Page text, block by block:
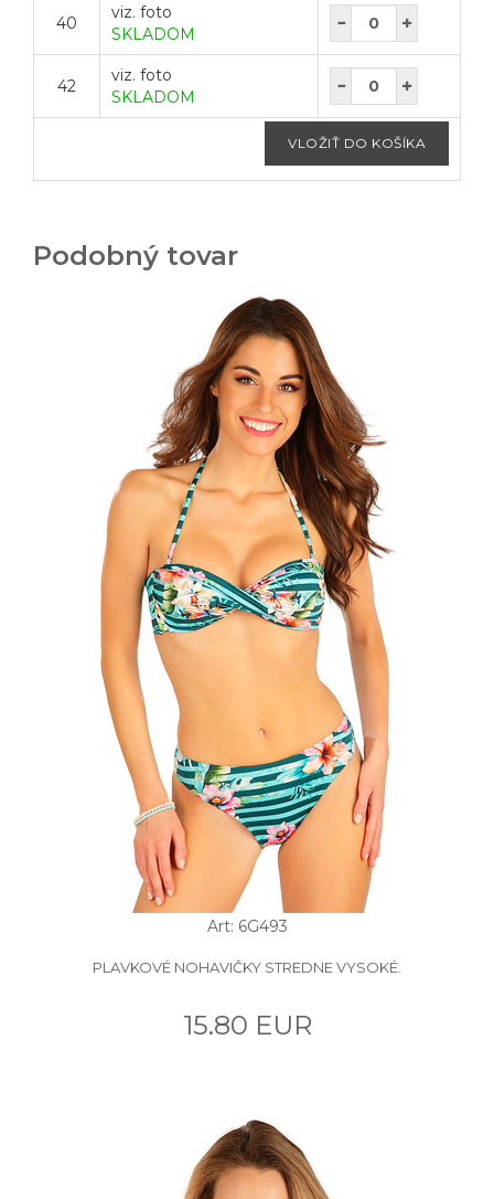
40
viz. foto
SKLADOM
42
viz. foto
SKLADOM
Podobný tovar
Art: 6G493
PLAVKOVÉ NOHAVIČKY STREDNE VYSOKÉ.
15.80 EUR